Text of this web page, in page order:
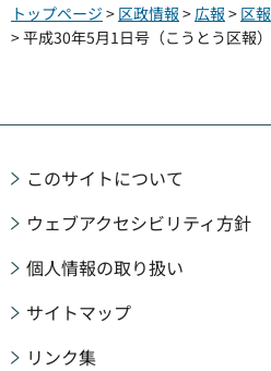
トップページ > 区政情報 > 広報 > 区報
> 平成30年5月1日号（こうとう区報）
このサイトについて
ウェブアクセシビリティ方針
個人情報の取り扱い
サイトマップ
リンク集